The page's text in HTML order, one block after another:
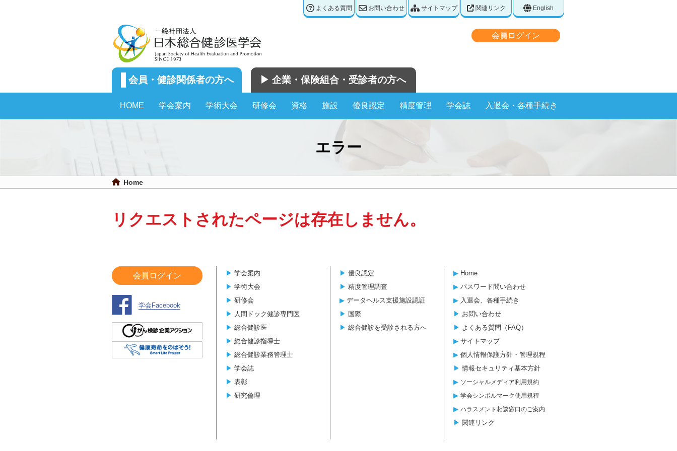
よくある質問 お問い合わせ サイトマップ 関連リンク English
会員ログイン
会員・健診関係者の方へ ▶︎ 企業・保険組合・受診者の方へ
HOME 学会案内 学術大会 研修会 資格 施設 優良認定 精度管理 学会誌 入退会・各種手続き
エラー
Home
リクエストされたページは存在しません。
会員ログイン
学会Facebook
▶︎ 学会案内
▶︎ 学術大会
▶︎ 研修会
▶︎ 人間ドック健診専門医
▶︎ 総合健診医
▶︎ 総合健診指導士
▶︎ 総合健診業務管理士
▶︎ 学会誌
▶︎ 表彰
▶︎ 研究倫理
▶︎ 優良認定
▶︎ 精度管理調査
▶︎ データヘルス支援施設認証
▶︎ 国際
▶︎ 総合健診を受診される方へ
▶︎ Home
▶︎ パスワード問い合わせ
▶︎ 入退会、各種手続き
▶︎ お問い合わせ
▶︎ よくある質問（FAQ）
▶︎ サイトマップ
▶︎ 個人情報保護方針・管理規程
▶︎ 情報セキュリティ基本方針
▶︎ ソーシャルメディア利用規約
▶︎ 学会シンボルマーク使用規程
▶︎ ハラスメント相談窓口のご案内
▶︎ 関連リンク